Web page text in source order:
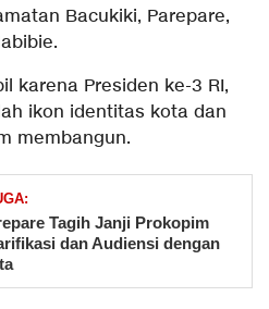
Bacukiki, Parepare,
karena Presiden ke-3 RI,
ikon identitas kota dan
membangun.
Tagih Janji Prokopim
dan Audiensi dengan